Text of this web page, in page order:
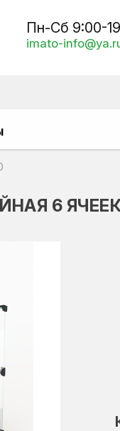
Пн-Сб 9:00-
imato-
6